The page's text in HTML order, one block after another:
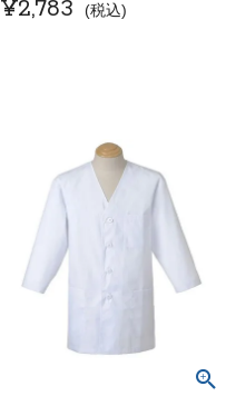
¥2,783 税込